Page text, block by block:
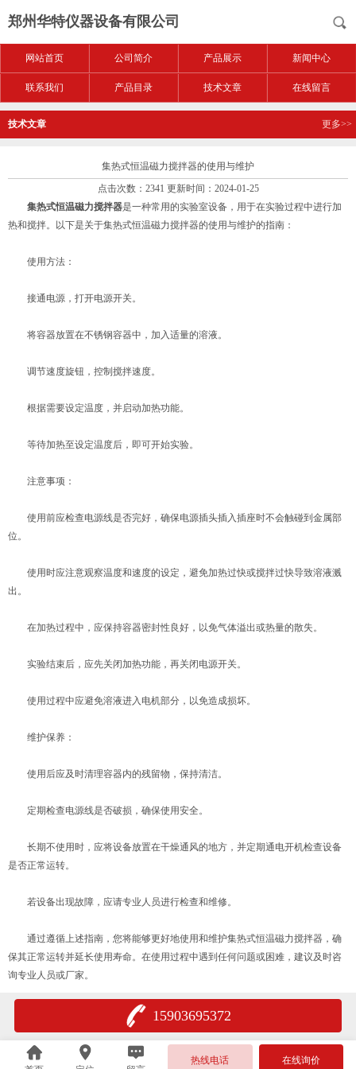
郑州华特仪器设备有限公司
网站首页 公司简介 产品展示 新闻中心
联系我们 产品目录 技术文章 在线留言
技术文章 更多>>
集热式恒温磁力搅拌器的使用与维护
点击次数：2341 更新时间：2024-01-25
集热式恒温磁力搅拌器是一种常用的实验室设备，用于在实验过程中进行加
热和搅拌。以下是关于集热式恒温磁力搅拌器的使用与维护的指南：
使用方法：
接通电源，打开电源开关。
将容器放置在不锈钢容器中，加入适量的溶液。
调节速度旋钮，控制搅拌速度。
根据需要设定温度，并启动加热功能。
等待加热至设定温度后，即可开始实验。
注意事项：
使用前应检查电源线是否完好，确保电源插头插入插座时不会触碰到金属部
位。
使用时应注意观察温度和速度的设定，避免加热过快或搅拌过快导致溶液溅
出。
在加热过程中，应保持容器密封性良好，以免气体溢出或热量的散失。
实验结束后，应先关闭加热功能，再关闭电源开关。
使用过程中应避免溶液进入电机部分，以免造成损坏。
维护保养：
使用后应及时清理容器内的残留物，保持清洁。
定期检查电源线是否破损，确保使用安全。
长期不使用时，应将设备放置在干燥通风的地方，并定期通电开机检查设备
是否正常运转。
若设备出现故障，应请专业人员进行检查和维修。
通过遵循上述指南，您将能够更好地使用和维护集热式恒温磁力搅拌器，确
保其正常运转并延长使用寿命。在使用过程中遇到任何问题或困难，建议及时咨
询专业人员或厂家。
15903695372
热线电话 在线询价